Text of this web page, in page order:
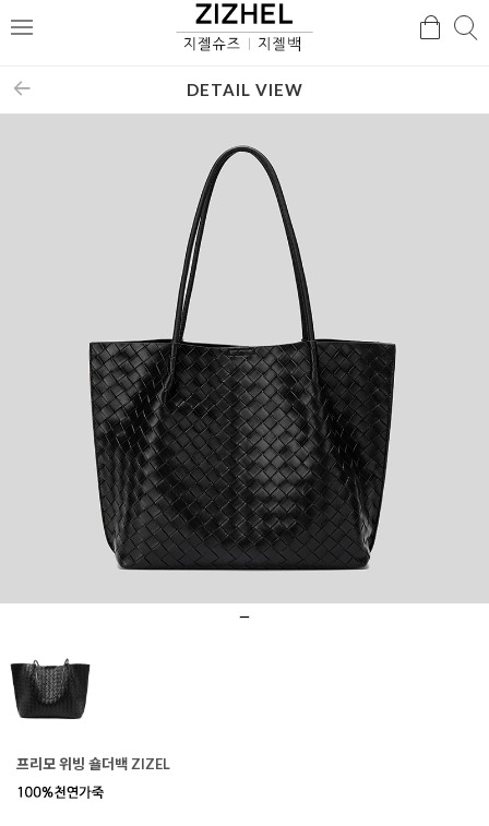
메
검
DETAIL VIEW
프리모 위빙 숄더백 ZIZEL